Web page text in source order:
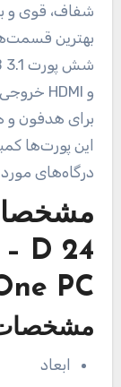
شفاف، قوی و
بهترین
برای هدفون
این پورت‌ها
درگاه‌های مورد
D 24
PC
ابعاد